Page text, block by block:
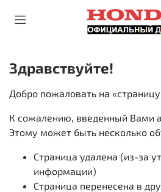
Здравствуйте!
Добро пожаловать на
К сожалению, введенный Вами
Этому может быть несколько
Страница удалена (из-за
информации)
Страница перенесена в